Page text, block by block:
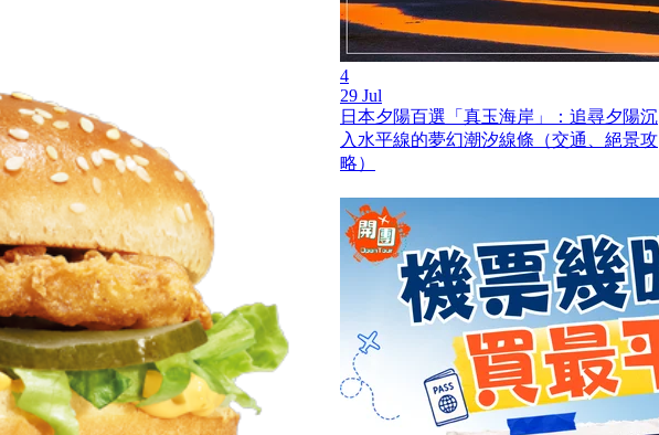
4
29 Jul
日本夕陽百選「真玉海岸」：追尋夕陽沉
入水平線的夢幻潮汐線條（交通、絕景攻
略）